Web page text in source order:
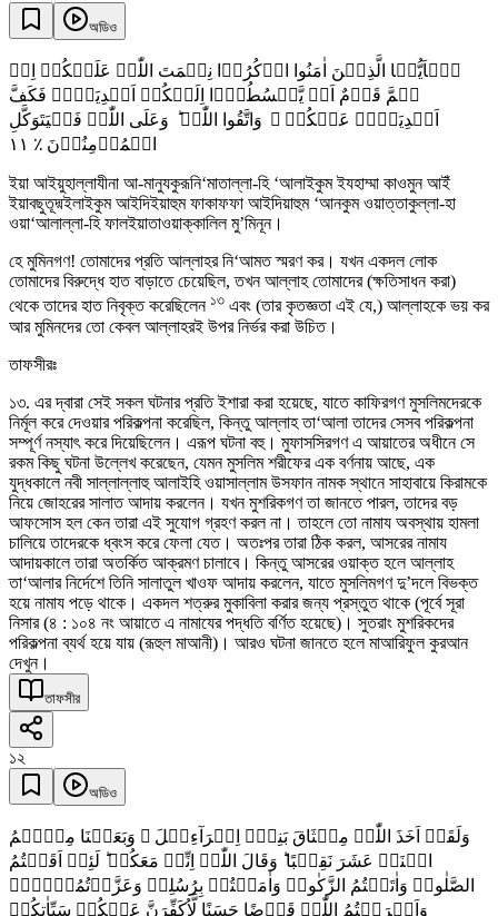
অডিও
یٰۤاَیُّہَا الَّذِیۡنَ اٰمَنُوا اذۡکُرُوۡا نِعۡمَتَ اللّٰہِ عَلَیۡکُمۡ اِذۡ
ہَمَّ قَوۡمٌ اَنۡ یَّبۡسُطُوۡۤا اِلَیۡکُمۡ اَیۡدِیَہُمۡ فَکَفَّ
اَیۡدِیَہُمۡ عَنۡکُمۡ ۚ وَاتَّقُوا اللّٰہَ ؕ وَعَلَی اللّٰہِ فَلۡیَتَوَکَّلِ
الۡمُؤۡمِنُوۡنَ ٪ ١١
ইয়া আইয়ুহাল্লাযীনা আ-মানুযকুরূনি‘মাতাল্লা-হি ‘আলাইকুম ইযহাম্মা কাওমুন আইঁ
ইয়াবছুতূদ্মইলাইকুম আইদিইয়াহুম ফাকাফফা আইদিয়াহুম ‘আনকুম ওয়াত্তাকুল্লা-হা
ওয়া‘আলাল্লা-হি ফালইয়াতাওয়াক্কালিল মু’মিনূন।
হে মুমিনগণ! তোমাদের প্রতি আল্লাহর নি‘আমত স্মরণ কর। যখন একদল লোক
তোমাদের বিরুদ্ধে হাত বাড়াতে চেয়েছিল, তখন আল্লাহ তোমাদের (ক্ষতিসাধন করা)
থেকে তাদের হাত নিবৃক্ত করেছিলেন ১৩ এবং (তার কৃতজ্ঞতা এই যে,) আল্লাহকে ভয় কর
আর মুমিনদের তো কেবল আল্লাহরই উপর নির্ভর করা উচিত।
তাফসীরঃ
১৩. এর দ্বারা সেই সকল ঘটনার প্রতি ইশারা করা হয়েছে, যাতে কাফিরগণ মুসলিমদেরকে
নির্মূল করে দেওয়ার পরিকল্পনা করেছিল, কিন্তু আল্লাহ তা‘আলা তাদের সেসব পরিকল্পনা
সম্পূর্ণ নস্যাৎ করে দিয়েছিলেন। এরূপ ঘটনা বহু। মুফাসসিরগণ এ আয়াতের অধীনে সে
রকম কিছু ঘটনা উল্লেখ করেছেন, যেমন মুসলিম শরীফের এক বর্ণনায় আছে, এক
যুদ্ধকালে নবী সাল্লাল্লাহু আলাইহি ওয়াসাল্লাম উসফান নামক স্থানে সাহাবায়ে কিরামকে
নিয়ে জোহরের সালাত আদায় করলেন। যখন মুশরিকগণ তা জানতে পারল, তাদের বড়
আফসোস হল কেন তারা এই সুযোগ গ্রহণ করল না। তাহলে তো নামায অবস্থায় হামলা
চালিয়ে তাদেরকে ধ্বংস করে ফেলা যেত। অতঃপর তারা ঠিক করল, আসরের নামায
আদায়কালে তারা অতর্কিত আক্রমণ চালাবে। কিন্তু আসরের ওয়াক্ত হলে আল্লাহ
তা‘আলার নির্দেশে তিনি সালাতুল খাওফ আদায় করলেন, যাতে মুসলিমগণ দু’দলে বিভক্ত
হয়ে নামায পড়ে থাকে। একদল শত্রুর মুকাবিলা করার জন্য প্রস্তুত থাকে (পূর্বে সূরা
নিসার (৪ : ১০৪ নং আয়াতে এ নামাযের পদ্ধতি বর্ণিত হয়েছে)। সুতরাং মুশরিকদের
পরিকল্পনা ব্যর্থ হয়ে যায় (রূহুল মাআনী)। আরও ঘটনা জানতে হলে মাআরিফুল কুরআন
দেখুন।
তাফসীর
১২
অডিও
وَلَقَدۡ اَخَذَ اللّٰہُ مِیۡثَاقَ بَنِیۡۤ اِسۡرَآءِیۡلَ ۚ وَبَعَثۡنَا مِنۡہُمُ
اثۡنَیۡ عَشَرَ نَقِیۡبًا ؕ وَقَالَ اللّٰہُ اِنِّیۡ مَعَکُمۡ ؕ لَئِنۡ اَقَمۡتُمُ
الصَّلٰوۃَ وَاٰتَیۡتُمُ الزَّکٰوۃَ وَاٰمَنۡتُمۡ بِرُسُلِیۡ وَعَزَّرۡتُمُوۡہُمۡ
وَاَقۡرَضۡتُمُ اللّٰہَ قَرۡضًا حَسَنًا لَّاُکَفِّرَنَّ عَنۡکُمۡ سَیِّاٰتِکُمۡ